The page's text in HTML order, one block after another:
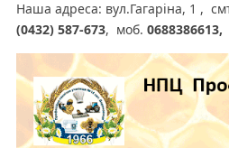
Наша адреса: вул.Гагаріна, 1 ,
(0432) 587-673, моб. 0688386613,